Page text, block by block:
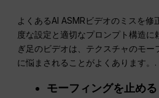
よくあるAI ASMRビデオのミスを修
度な設定と適切なプロンプト構造に
ぎ足のビデオは、テクスチャのモー
に悩まされることがよくあります。.
モーフィングを止める